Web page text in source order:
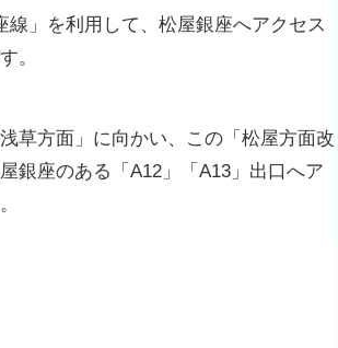
」を利用して、松屋銀座へアクセス
。
草方面」に向かい、この「松屋方面改
銀座のある「A12」「A13」出口へア